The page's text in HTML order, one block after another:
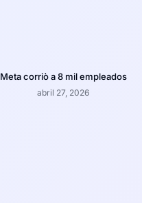
Meta corriò a 8 mil empleados
abril 27, 2026